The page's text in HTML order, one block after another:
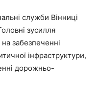
служби Вінниці
зусилля
забезпеченні
інфраструктури,
дорожньо-